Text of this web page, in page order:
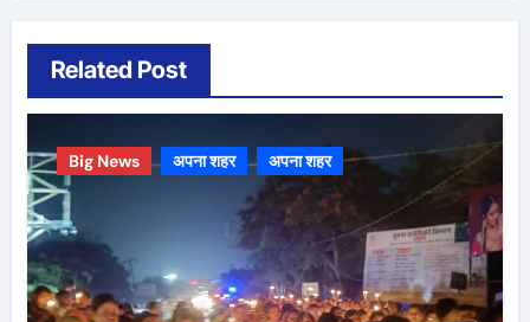
Related Post
Big News अपना शहर अपना शहर